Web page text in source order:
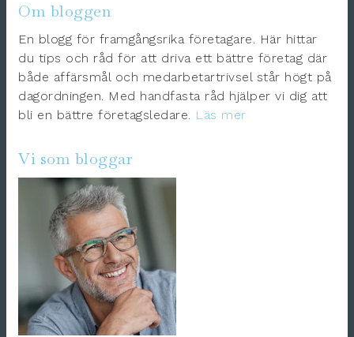
Om bloggen
En blogg för framgångsrika företagare. Här hittar
du tips och råd för att driva ett bättre företag där
både affärsmål och medarbetartrivsel står högt på
dagordningen. Med handfasta råd hjälper vi dig att
bli en bättre företagsledare. Läs mer
Vi som bloggar